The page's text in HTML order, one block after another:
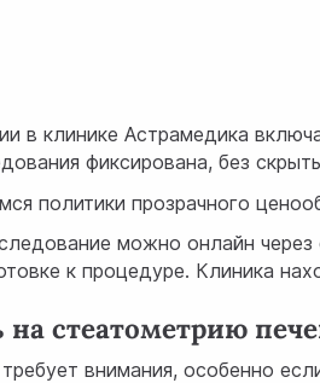
в клинике Астрамедика
фиксирована, без
политики прозрачного
можно онлайн
к процедуре. Клиника
стеатометрию
внимания, особенно